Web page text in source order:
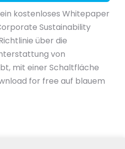
kostenloses Whitepaper
Sustainability
über die
von
mit einer Schaltfläche
for free auf blauem